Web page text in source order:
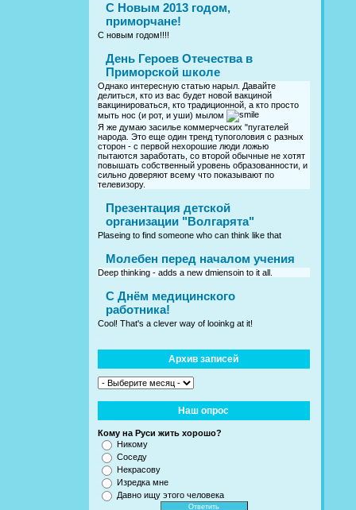
С Новым 2013 годом,
приморчане!
С новым годом!!!!
День Героев Отечества в
Приморской школе
Однако интересную статью нарыл. Давайте
делиться, кто из вас будет новой вакциной
вакцинироваться, кто традиционной, а кто просто
мыть нос (и рот, и уши) мылом
Я же думаю засилье коммерческих "пугателей
народа. Это еще один тренд тупоголовия с разных
сторон - с первой нехорошие люди ложью
пытаются заработать, со второй обычные не хотят
повышать собственный уровень образованности, и
сильно доверяют всему что показывают по
телевизору.
Презентация детской
организации "Волгарята"
Plaseing to find someone who can think like that
Молебен перед началом учения
Deep thinking - adds a new dmiensoin to it all.
C Днём медицинского
работника!
Cool! That's a clever way of looinkg at it!
Архив записей
Наш опрос
Кому на Руси жить хорошо?
Никому
Соседу
Некрасову
Изредка мне
Давно ищу этого человека